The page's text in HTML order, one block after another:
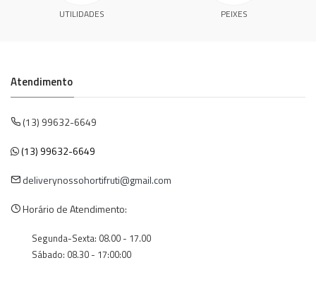
UTILIDADES PEIXES
Atendimento
(13) 99632-6649
(13) 99632-6649
deliverynossohortifruti@gmail.com
Horário de Atendimento:
Segunda-Sexta: 08.00 - 17.00
Sábado: 08.30 - 17:00:00